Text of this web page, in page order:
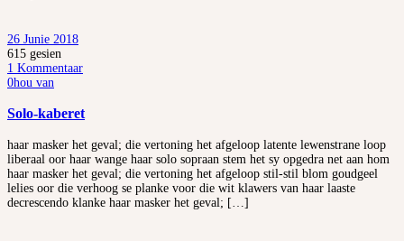
26 Junie 2018
615 gesien
1 Kommentaar
0hou van
Solo-kaberet
haar masker het geval; die vertoning het afgeloop latente lewenstrane loop
liberaal oor haar wange haar solo sopraan stem het sy opgedra net aan hom
haar masker het geval; die vertoning het afgeloop stil-stil blom goudgeel
lelies oor die verhoog se planke voor die wit klawers van haar laaste
decrescendo klanke haar masker het geval; […]